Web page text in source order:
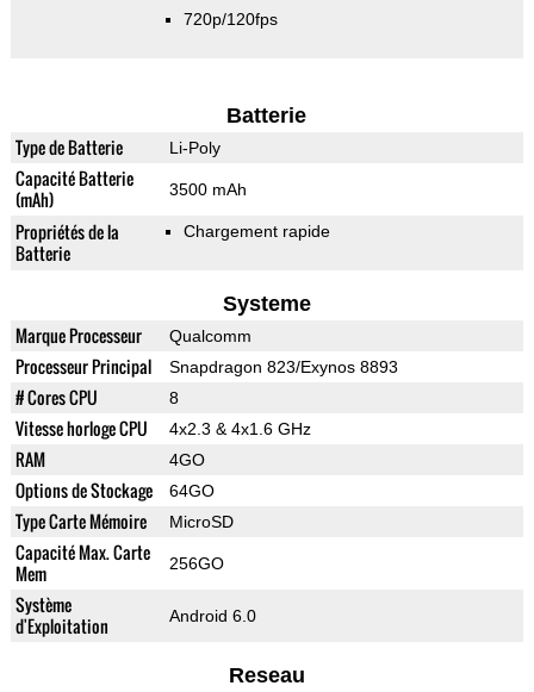
720p/120fps
Batterie
Type de Batterie Li-Poly
Capacité Batterie
(mAh)
3500 mAh
Propriétés de la
Batterie
Chargement rapide
Systeme
Marque Processeur Qualcomm
Processeur Principal Snapdragon 823/Exynos 8893
# Cores CPU 8
Vitesse horloge CPU 4x2.3 & 4x1.6 GHz
RAM 4GO
Options de Stockage 64GO
Type Carte Mémoire MicroSD
Capacité Max. Carte
Mem
256GO
Système
d'Exploitation
Android 6.0
Reseau